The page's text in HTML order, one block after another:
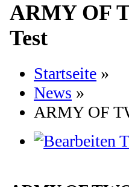
ARMY OF
Test
Startseite »
News »
ARMY OF